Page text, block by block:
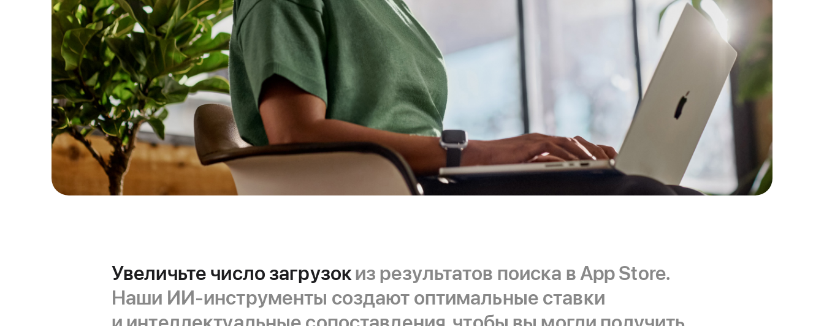
Увеличьте число загрузокиз результатов поиска в App Store.
Наши ИИ-инструменты создают оптимальные ставки